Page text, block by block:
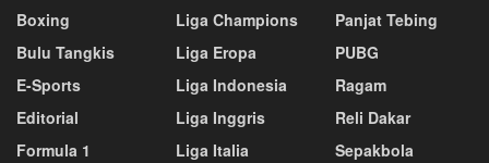
Boxing
Bulu Tangkis
E-Sports
Editorial
Formula 1
Liga Champions
Liga Eropa
Liga Indonesia
Liga Inggris
Liga Italia
Panjat Tebing
PUBG
Ragam
Reli Dakar
Sepakbola